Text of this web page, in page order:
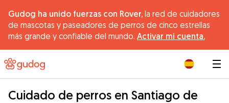
Gudog ha unido fuerzas con Rover, la red de cuidadores
de mascotas y paseadores de perros de cinco estrellas
más grande y confiable del mundo. Activar mi cuenta.
Cuidado de perros en Santiago de